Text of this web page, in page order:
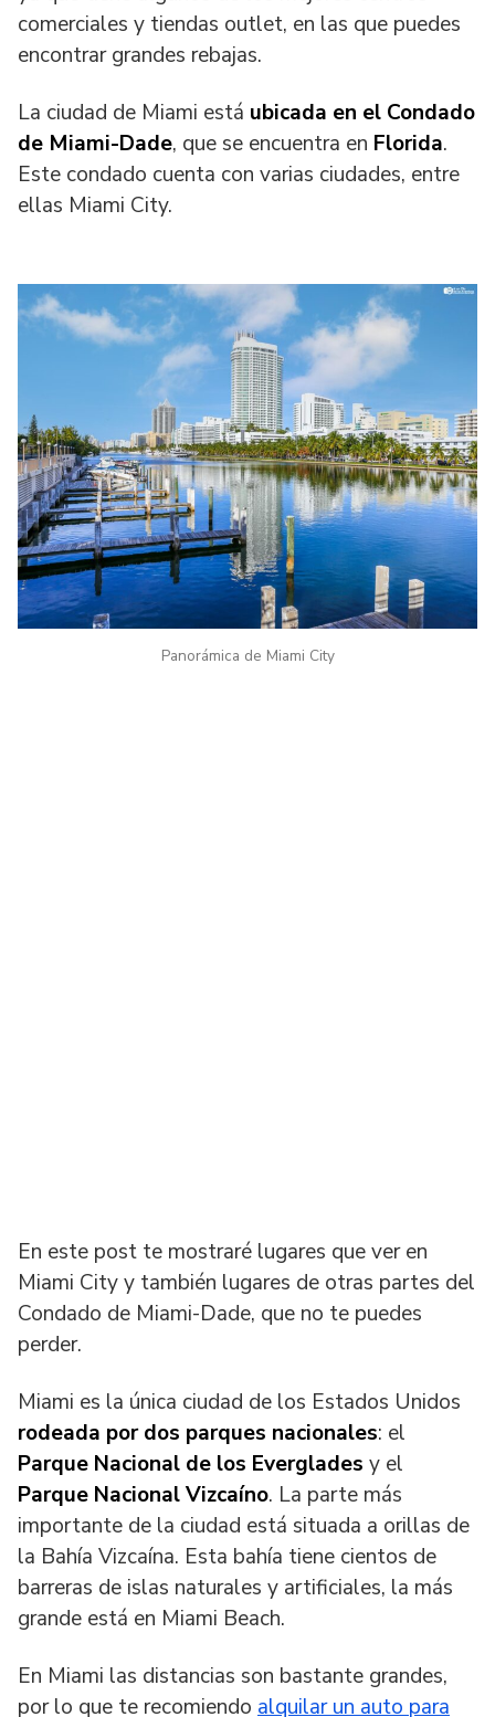
comerciales y tiendas outlet, en las que puedes
encontrar grandes rebajas.
La ciudad de Miami está ubicada en el Condado
de Miami-Dade, que se encuentra en Florida.
Este condado cuenta con varias ciudades, entre
ellas Miami City.
Panorámica de Miami City
En este post te mostraré lugares que ver en
Miami City y también lugares de otras partes del
Condado de Miami-Dade, que no te puedes
perder.
Miami es la única ciudad de los Estados Unidos
rodeada por dos parques nacionales: el
Parque Nacional de los Everglades y el
Parque Nacional Vizcaíno. La parte más
importante de la ciudad está situada a orillas de
la Bahía Vizcaína. Esta bahía tiene cientos de
barreras de islas naturales y artificiales, la más
grande está en Miami Beach.
En Miami las distancias son bastante grandes,
por lo que te recomiendo alquilar un auto para